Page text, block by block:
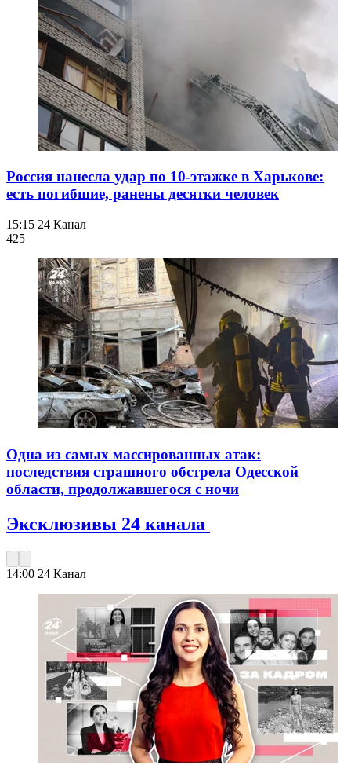
Россия нанесла удар по 10-этажке в Харькове:
есть погибшие, ранены десятки человек
15:15 24 Канал
425
Одна из самых массированных атак:
последствия страшного обстрела Одесской
области, продолжавшегося с ночи
Эксклюзивы 24 канала
14:00 24 Канал